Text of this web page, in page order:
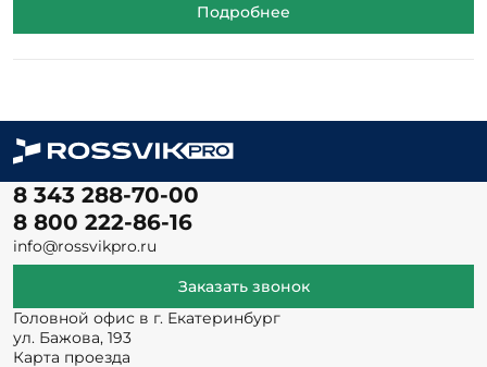
Подробнее
8 343 288-70-00
8 800 222-86-16
info@rossvikpro.ru
Заказать звонок
Головной офис в г. Екатеринбург
ул. Бажова, 193
Карта проезда